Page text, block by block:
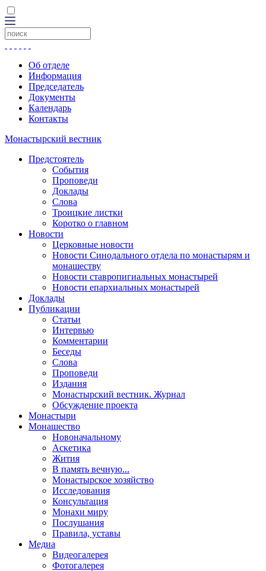
Об отделе
Информация
Председатель
Документы
Календарь
Контакты
Монастырский вестник
Предстоятель
События
Проповеди
Доклады
Слова
Троицкие листки
Коротко о главном
Новости
Церковные новости
Новости Синодального отдела по монастырям и
монашеству
Новости ставропигиальных монастырей
Новости епархиальных монастырей
Доклады
Публикации
Статьи
Интервью
Комментарии
Беседы
Слова
Проповеди
Издания
Монастырский вестник. Журнал
Обсуждение проекта
Монастыри
Монашество
Новоначальному
Аскетика
Жития
В память вечную...
Монастырское хозяйство
Исследования
Консультация
Монахи миру
Послушания
Правила, уставы
Медиа
Видеогалерея
Фотогалерея